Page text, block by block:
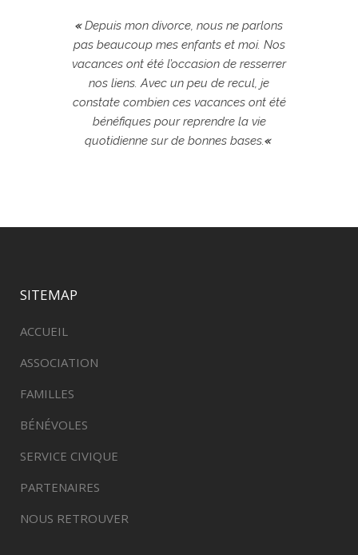
«Depuis mon divorce, nous ne parlons
pas beaucoup mes enfants et moi. Nos
vacances ont été l’occasion de resserrer
nos liens. Avec un peu de recul, je
constate combien ces vacances ont été
bénéfiques pour reprendre la vie
quotidienne sur de bonnes bases.«
SITEMAP
ACCUEIL
ASSOCIATION
FAMILLES
BÉNÉVOLES
SERVICE CIVIQUE
PARTENAIRES
NOUS RETROUVER